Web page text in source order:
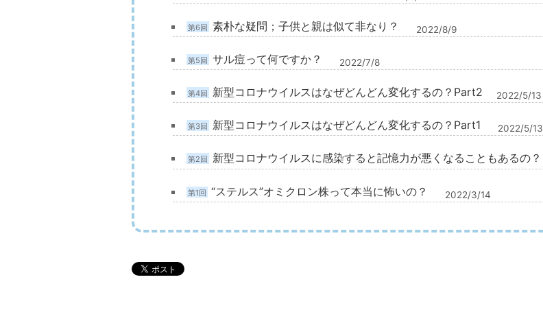
第6回 素朴な疑問；子供と親は似て非なり？ 2022/8/9
第5回 サル痘って何ですか？ 2022/7/8
第4回 新型コロナウイルスはなぜどんどん変化するの？Part2 2022/5/13
第3回 新型コロナウイルスはなぜどんどん変化するの？Part1 2022/5/13
第2回 新型コロナウイルスに感染すると記憶力が悪くなることもあるの？
第1回 “ステルス”オミクロン株って本当に怖いの？ 2022/3/14